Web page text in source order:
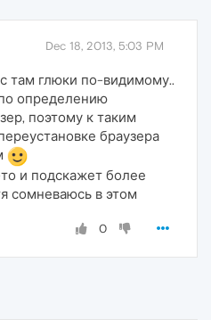
Dec 18, 2013, 5:03 PM
там глюки по-видимому..
определению
поэтому к таким
браузера
и подскажет более
сомневаюсь в этом
0